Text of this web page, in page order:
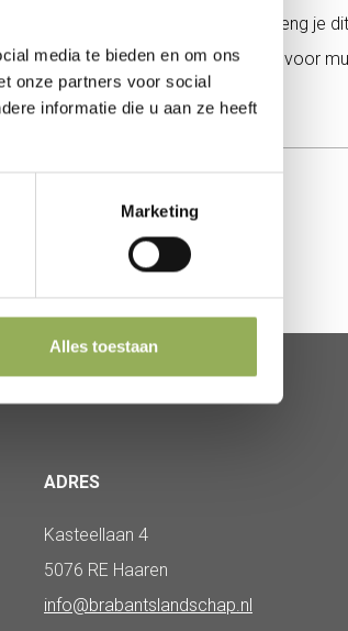
media te bieden en om ons
onze partners voor social
informatie die u aan ze heeft
Marketing
Alles toestaan
bij één keer per jaar maaien - breng je
op de volgende maaibeurt. Om het voor
ADRES
Kasteellaan 4
5076 RE Haaren
info@brabantslandschap.nl